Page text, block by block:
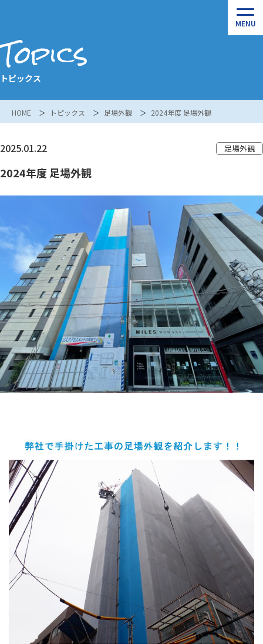
Topics
トピックス
HOME トピックス 足場外観 2024年度 足場外観
2025.01.22 足場外観
2024年度 足場外観